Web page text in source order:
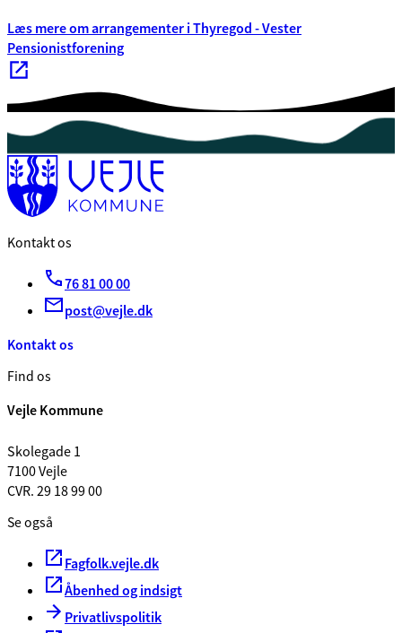
Læs mere om arrangementer i Thyregod - Vester
Pensionistforening
Kontakt os
76 81 00 00
post@vejle.dk
Kontakt os
Find os
Vejle Kommune
Skolegade 1
7100 Vejle
CVR. 29 18 99 00
Se også
Fagfolk.vejle.dk
Åbenhed og indsigt
Privatlivspolitik